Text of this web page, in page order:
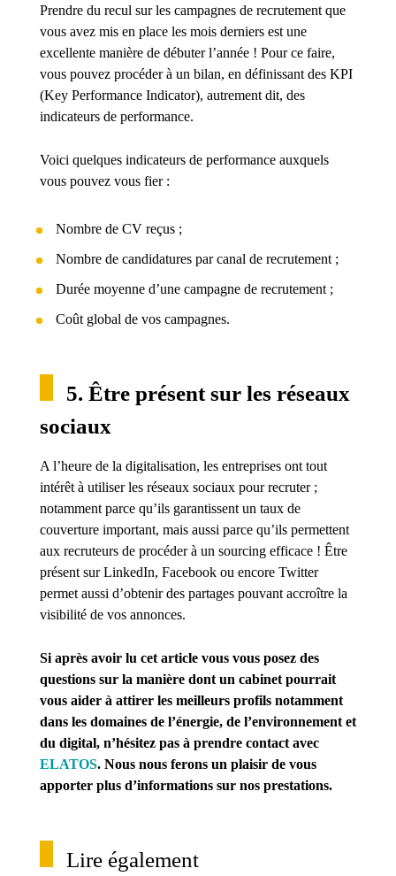
Prendre du recul sur les campagnes de recrutement que
vous avez mis en place les mois derniers est une
excellente manière de débuter l’année ! Pour ce faire,
vous pouvez procéder à un bilan, en définissant des KPI
(Key Performance Indicator), autrement dit, des
indicateurs de performance.
Voici quelques indicateurs de performance auxquels
vous pouvez vous fier :
Nombre de CV reçus ;
Nombre de candidatures par canal de recrutement ;
Durée moyenne d’une campagne de recrutement ;
Coût global de vos campagnes.
5. Être présent sur les réseaux
sociaux
A l’heure de la digitalisation, les entreprises ont tout
intérêt à utiliser les réseaux sociaux pour recruter ;
notamment parce qu’ils garantissent un taux de
couverture important, mais aussi parce qu’ils permettent
aux recruteurs de procéder à un sourcing efficace ! Être
présent sur LinkedIn, Facebook ou encore Twitter
permet aussi d’obtenir des partages pouvant accroître la
visibilité de vos annonces.
Si après avoir lu cet article vous vous posez des
questions sur la manière dont un cabinet pourrait
vous aider à attirer les meilleurs profils notamment
dans les domaines de l’énergie, de l’environnement et
du digital, n’hésitez pas à prendre contact avec
ELATOS. Nous nous ferons un plaisir de vous
apporter plus d’informations sur nos prestations.
Lire également